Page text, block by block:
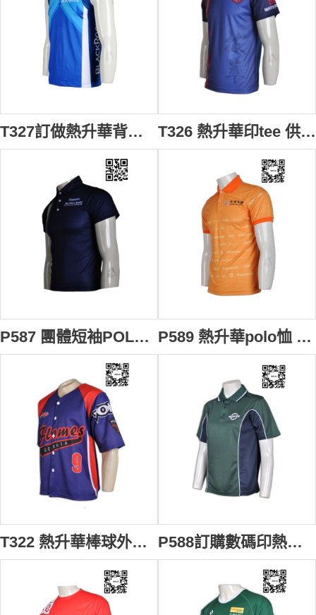
T327訂做熱升華背心 自製無袖背心tee 設計背心款式 銀行業界 跑步背心 背心供應商HK T326 熱升華印tee 供應訂購 團體運動熱升華tee 羽毛球 乒乓球 保齡球衣 熱升華tee恤設計 保齡衣 熱升華tee廠家
P587 團體短袖POLO衫設計訂製 熱升華印製POLO衫 羽毛球 乒乓球 潮款POLO衫 POLO衫供應商 P589 熱升華polo恤 供應訂購 活動Logo熱升華polo恤 團體訂製polo恤 熱升華polo恤公司
T322 熱升華棒球外套 來樣訂造 團體Logo熱升華外套印製 全件印 熱升華外套香港製造 P588訂購數碼印熱升華Polo衫 團體Logo訂製熱升華Polo衫 羽毛球 乒乓球 修身女裝數碼印tee批發商